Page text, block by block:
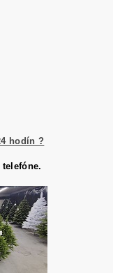
hodín ?